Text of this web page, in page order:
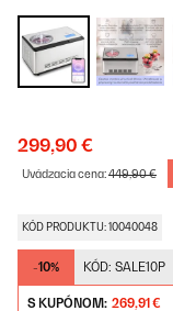
299,90 €
Uvádzacia cena:449,90 €
KÓD PRODUKTU: 10040048
-10% KÓD: SALE10P
S KUPÓNOM: 269,91 €